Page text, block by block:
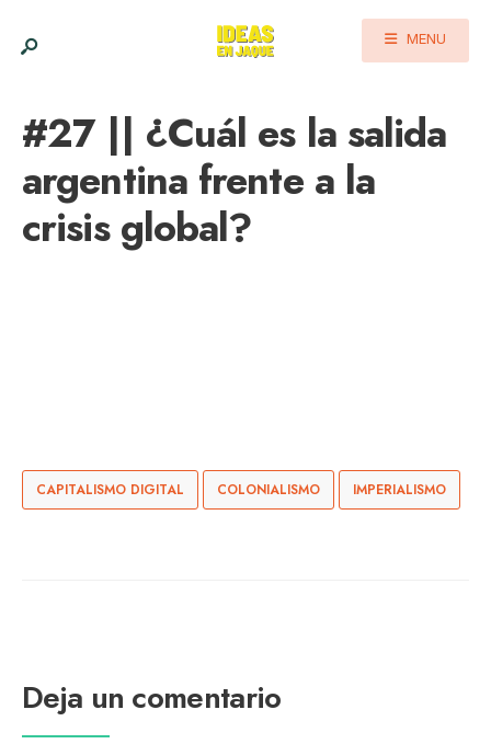
MENU
#27 || ¿Cuál es la salida
argentina frente a la
crisis global?
CAPITALISMO DIGITAL COLONIALISMO IMPERIALISMO
Deja un comentario